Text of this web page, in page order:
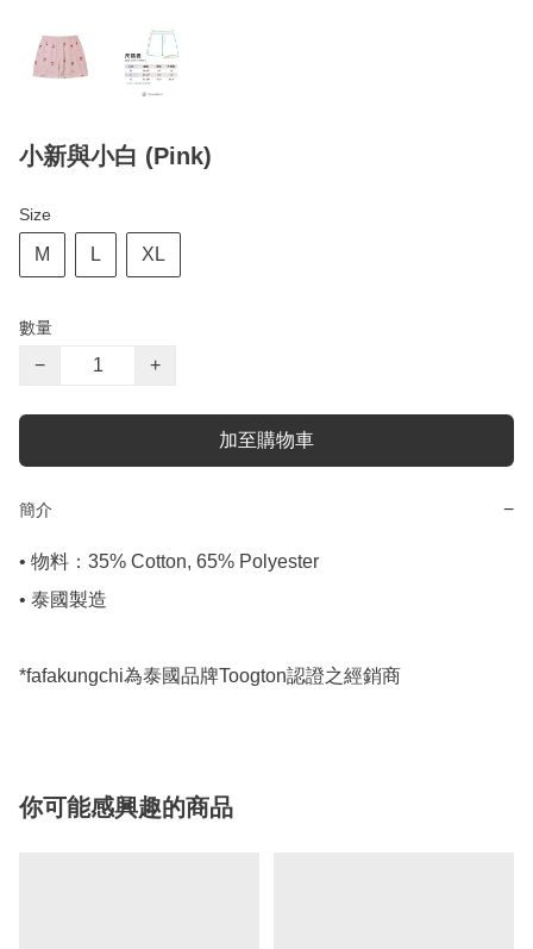
小新與小白 (Pink)
Size
M L XL
數量
− +
加至購物車
簡介 −
• 物料：35% Cotton, 65% Polyester
• 泰國製造
*fafakungchi為泰國品牌Toogton認證之經銷商
你可能感興趣的商品